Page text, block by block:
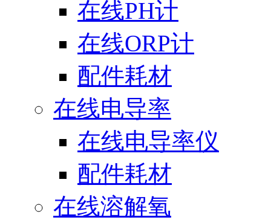
在线PH计
在线ORP计
配件耗材
在线电导率
在线电导率仪
配件耗材
在线溶解氧